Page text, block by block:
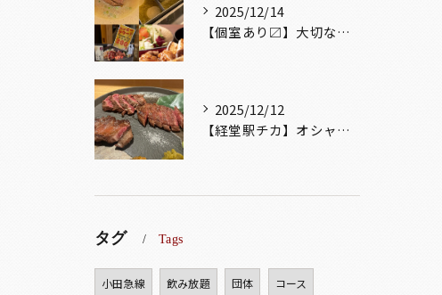
2025/12/14
【個室あり〼】大切な記念日、お祝い事でのご来店ぜひお待ちして...
2025/12/12
【経堂駅チカ】オシャレ居酒屋🏮自慢のお肉が楽しめる🐃お得なコ...
タグ Tags
小田急線 飲み放題 団体 コース